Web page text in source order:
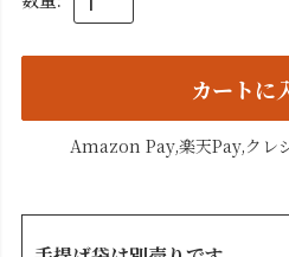
カートに
Amazon Pay,楽天Pay,クレ